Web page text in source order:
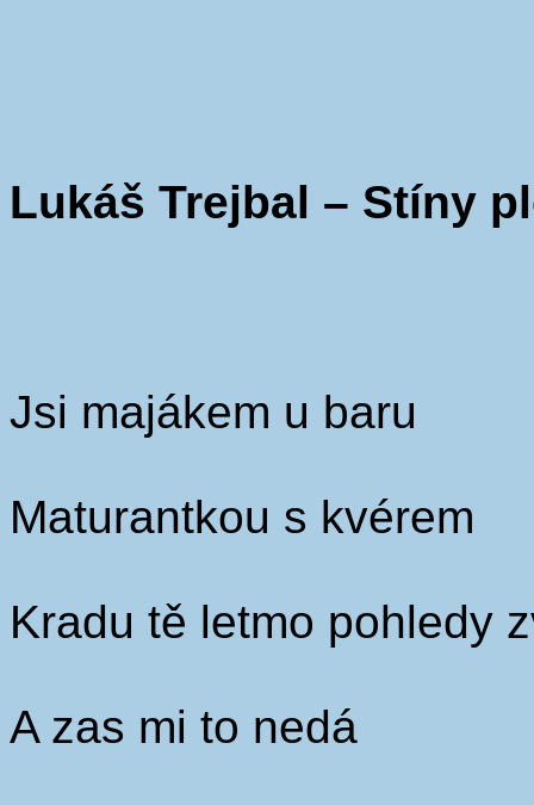
Lukáš Trejbal – Stíny
Jsi majákem u baru
Maturantkou s kvérem
Kradu tě letmo pohledy
A zas mi to nedá